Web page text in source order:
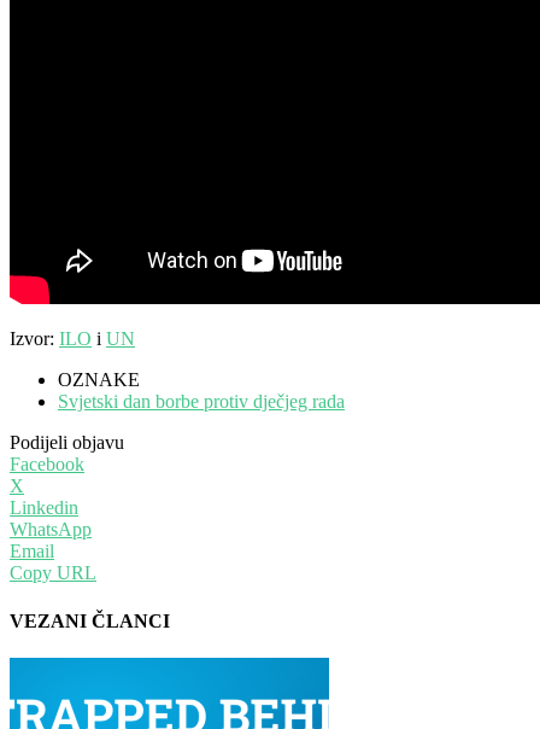
Izvor: ILO i UN
OZNAKE
Svjetski dan borbe protiv dječjeg rada
Podijeli objavu
Facebook
X
Linkedin
WhatsApp
Email
Copy URL
VEZANI ČLANCI